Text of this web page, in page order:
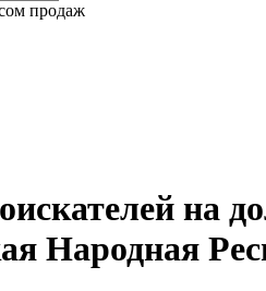
продаж
на
Народная